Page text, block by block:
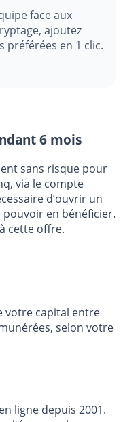
face aux
ajoutez
en 1 clic.
6 mois
sans risque pour
via le compte
d’ouvrir un
en bénéficier.
cette offre.
votre capital entre
selon votre